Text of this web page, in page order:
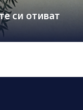
си отиват